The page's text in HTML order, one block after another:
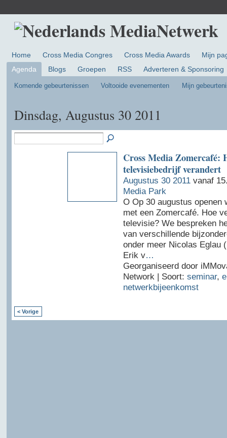
Home Cross Media Congres Cross Media Awards
Mijn
Agenda
Blogs Groepen RSS Adverteren & Sponsoring
Komende gebeurtenissen Voltooide evenementen Mijn
Dinsdag, Augustus 30 2011
Cross Media Zomercafé:
televisiebedrijf verandert
Augustus 30 2011vanaf
Media Park
O Op 30 augustus openen
met een Zomercafé. Hoe
televisie? We bespreken
van verschillende
onder meer Nicolas Eglau
Erik v…
Georganiseerd door
Network | Soort: seminar,
netwerkbijeenkomst
< Vorige